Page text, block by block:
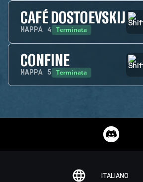
CAFÉ DOSTOEVSKIJ
MAPPA 4 Terminata
CONFINE
MAPPA 5 Terminata
ITALIANO